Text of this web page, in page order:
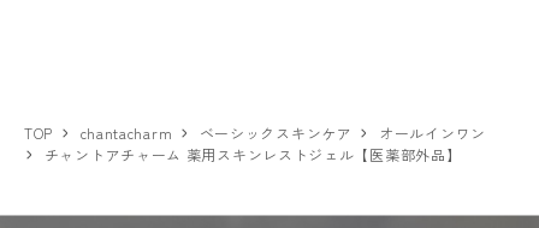
TOP chantacharm ベーシックスキンケア
オールインワン
チャントアチャーム 薬用スキンレストジェル【医薬部外品】